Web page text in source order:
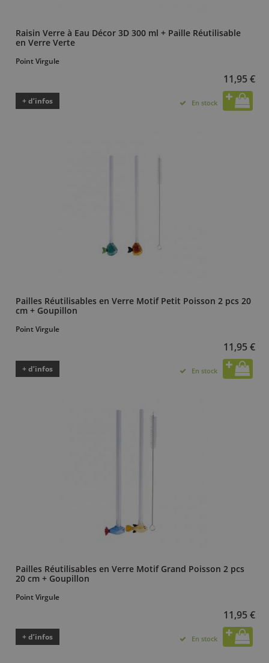
Raisin Verre à Eau Décor 3D 300 ml + Paille Réutilisable
en Verre Verte
Point Virgule
11,95 €
+ d’infos En stock
Pailles Réutilisables en Verre Motif Petit Poisson 2 pcs 20
cm + Goupillon
Point Virgule
11,95 €
+ d’infos En stock
Pailles Réutilisables en Verre Motif Grand Poisson 2 pcs
20 cm + Goupillon
Point Virgule
11,95 €
+ d’infos En stock